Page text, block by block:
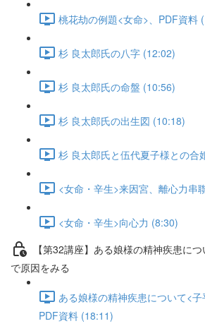
桃花劫の例題<女命>、PDF資料
杉 良太郎氏の八字 (12:02)
杉 良太郎氏の命盤 (10:56)
杉 良太郎氏の出生図 (10:18)
杉 良太郎氏と伍代夏子様との合
<女命・辛生>来因宮、離心力串
<女命・辛生>向心力 (8:30)
【第32講座】ある娘様の精神疾患に
で原因をみる
ある娘様の精神疾患について<子
PDF資料 (18:11)